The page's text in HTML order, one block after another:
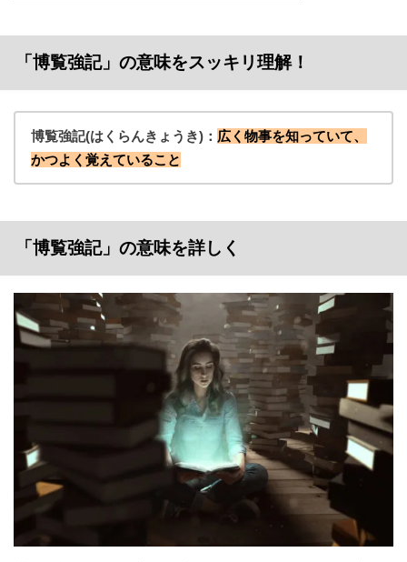
「博覧強記」の意味をスッキリ理解！
博覧強記(はくらんきょうき)： 広く物事を知っていて、
かつよく覚えていること
「博覧強記」の意味を詳しく